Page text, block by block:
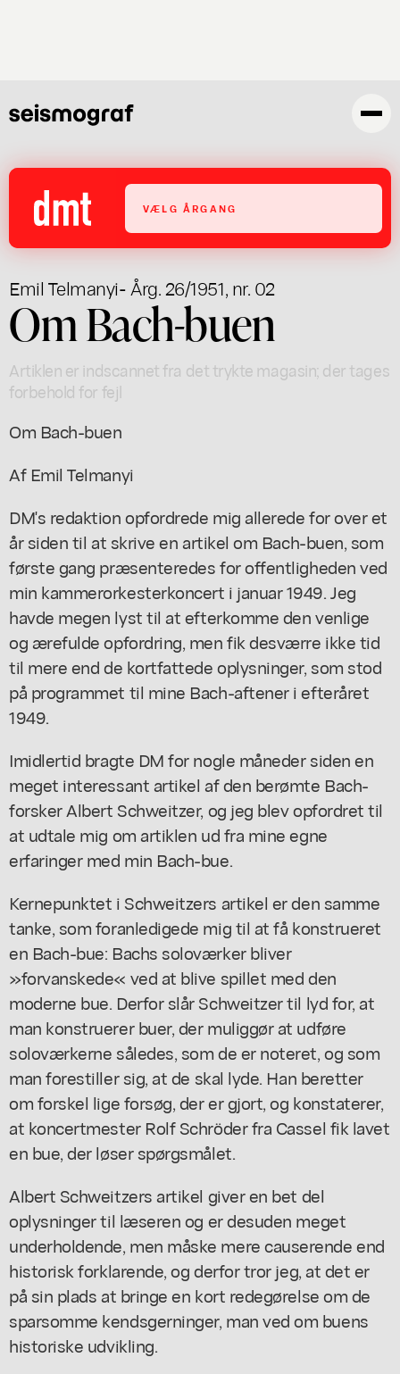
VÆLG ÅRGANG
Emil Telmanyi- Årg. 26/1951, nr. 02
Om Bach-buen
Artiklen er indscannet fra det trykte magasin; der tages
forbehold for fejl
Om Bach-buen
Af Emil Telmanyi
DM's redaktion opfordrede mig allerede for over et
år siden til at skrive en artikel om Bach-buen, som
første gang præsenteredes for offentligheden ved
min kammerorkesterkoncert i januar 1949. Jeg
havde megen lyst til at efterkomme den venlige
og ærefulde opfordring, men fik desværre ikke tid
til mere end de kortfattede oplysninger, som stod
på programmet til mine Bach-aftener i efteråret
1949.
Imidlertid bragte DM for nogle måneder siden en
meget interessant artikel af den berømte Bach-
forsker Albert Schweitzer, og jeg blev opfordret til
at udtale mig om artiklen ud fra mine egne
erfaringer med min Bach-bue.
Kernepunktet i Schweitzers artikel er den samme
tanke, som foranledigede mig til at få konstrueret
en Bach-bue: Bachs soloværker bliver
»forvanskede« ved at blive spillet med den
moderne bue. Derfor slår Schweitzer til lyd for, at
man konstruerer buer, der muliggør at udføre
soloværkerne således, som de er noteret, og som
man forestiller sig, at de skal lyde. Han beretter
om forskel lige forsøg, der er gjort, og konstaterer,
at koncertmester Rolf Schröder fra Cassel fik lavet
en bue, der løser spørgsmålet.
Albert Schweitzers artikel giver en bet del
oplysninger til læseren og er desuden meget
underholdende, men måske mere causerende end
historisk forklarende, og derfor tror jeg, at det er
på sin plads at bringe en kort redegørelse om de
sparsomme kendsgerninger, man ved om buens
historiske udvikling.